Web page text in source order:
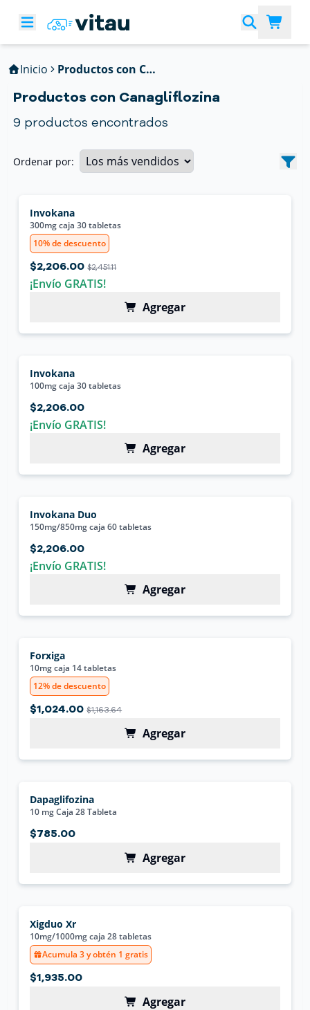
Inicio Productos con Canagliflozina
Productos con Canagliflozina
9 productos encontrados
Ordenar por:
Invokana
300mg caja 30 tabletas
10% de descuento
$2,206.00 $2,451.11
¡Envío GRATIS!
Agregar
Invokana
100mg caja 30 tabletas
$2,206.00
¡Envío GRATIS!
Agregar
Invokana Duo
150mg/850mg caja 60 tabletas
$2,206.00
¡Envío GRATIS!
Agregar
Forxiga
10mg caja 14 tabletas
12% de descuento
$1,024.00 $1,163.64
Agregar
Dapaglifozina
10 mg Caja 28 Tableta
$785.00
Agregar
Xigduo Xr
10mg/1000mg caja 28 tabletas
Acumula 3 y obtén 1 gratis
$1,935.00
Agregar